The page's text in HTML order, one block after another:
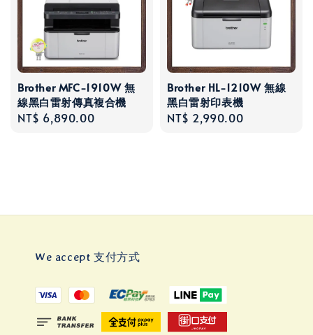
Brother MFC-1910W 無
線黑白雷射傳真複合機
Regular
NT$ 6,890.00
Brother HL-1210W 無線
黑白雷射印表機
Regular
NT$ 2,990.00
We accept 支付方式